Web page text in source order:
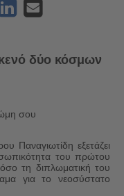
δύο κόσμων
σου
Παναγιωτίδη εξετάζει
του πρώτου
τη διπλωματική του
για το νεοσύστατο